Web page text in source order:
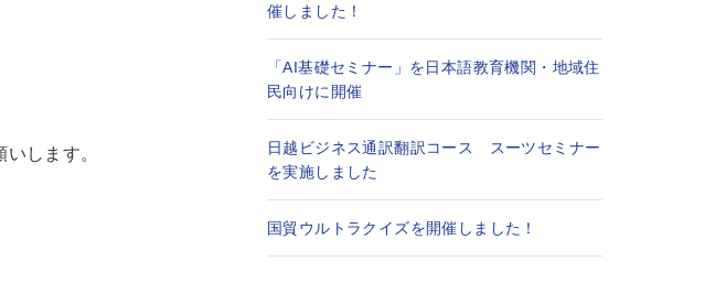
いします。
催しました！
「AI基礎セミナー」を日本語教育機関・地域住
民向けに開催
日越ビジネス通訳翻訳コース スーツセミナー
を実施しました
国貿ウルトラクイズを開催しました！